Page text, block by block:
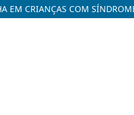
EM CRIANÇAS COM